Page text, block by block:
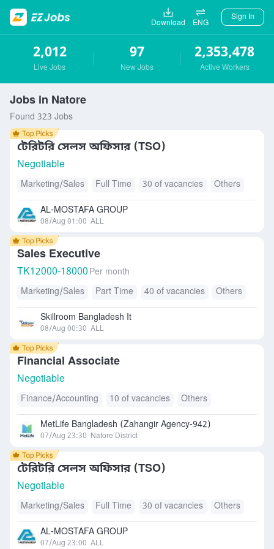
Download ENG
Sign In
2,012
Live Jobs
97
New Jobs
2,353,478
Active Workers
Jobs in Natore
Found 323 Jobs
টেরিটরি সেলস অফিসার (TSO)
Negotiable
Marketing/Sales Full Time 30 of vacancies Others
AL-MOSTAFA GROUP
08/Aug 01:00 ALL
Sales Executive
TK12000-18000 Per month
Marketing/Sales
Part Time 40 of vacancies Others
Skillroom Bangladesh It
08/Aug 00:30 ALL
Financial Associate
Negotiable
Finance/Accounting 10 of vacancies Others
MetLife Bangladesh (Zahangir Agency-942)
07/Aug 23:30 Natore District
টেরিটরি সেলস অফিসার (TSO)
Negotiable
Marketing/Sales Full Time 30 of vacancies Others
AL-MOSTAFA GROUP
07/Aug 23:00 ALL